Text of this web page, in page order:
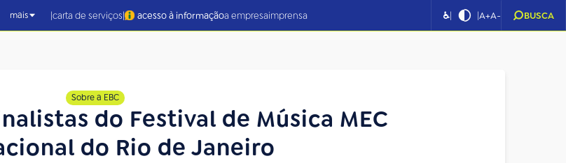
mais |carta de serviços| acesso à informaçãoa empresaimprensa ♿| |A+A- BUSCA
Sobre a EBC
do Festival de Música MEC
do Rio de Janeiro